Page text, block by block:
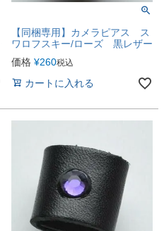
【同梱専用】カメラピアス ス
ワロフスキー/ローズ 黒レザー
価格 ¥260税込
カートに入れる